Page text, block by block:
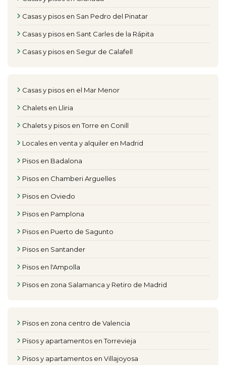
Casas y pisos en San Pedro del Pinatar
Casas y pisos en Sant Carles de la Rápita
Casas y pisos en Segur de Calafell
Casas y pisos en el Mar Menor
Chalets en Lliria
Chalets y pisos en Torre en Conill
Locales en venta y alquiler en Madrid
Pisos en Badalona
Pisos en Chamberi Arguelles
Pisos en Oviedo
Pisos en Pamplona
Pisos en Puerto de Sagunto
Pisos en Santander
Pisos en l'Ampolla
Pisos en zona Salamanca y Retiro de Madrid
Pisos en zona centro de Valencia
Pisos y apartamentos en Torrevieja
Pisos y apartamentos en Villajoyosa